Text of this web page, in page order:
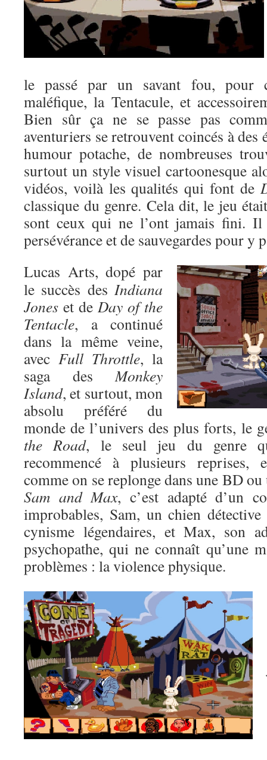
le passé par un savant fou, pour
maléfique, la Tentacule, et
Bien sûr ça ne se passe pas
aventuriers se retrouvent coincés à des
humour potache, de nombreuses
surtout un style visuel cartoonesque
vidéos, voilà les qualités qui font de
classique du genre. Cela dit, le jeu
sont ceux qui ne l’ont jamais fini.
persévérance et de sauvegardes pour y
Lucas Arts, dopé par
le succès des Indiana
Jones et de Day of the
Tentacle, a continué
dans la même veine,
avec Full Throttle, la
saga desMonkey
Island, et surtout, mon
absolu préféré du
monde de l’univers des plus forts, le
the Road, le seul jeu du genre
recommencé à plusieurs reprises,
comme on se replonge dans une BD ou
Sam and Max, c’est adapté d’un
improbables, Sam, un chien
cynisme légendaires, et Max, son
psychopathe, qui ne connaît qu’une
problèmes : la violence physique.